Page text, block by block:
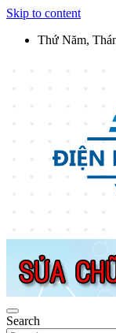
Skip to content
Thứ Năm,
Điện Lạnh Quang
Sửa chữa thiết bị
Nội
Search